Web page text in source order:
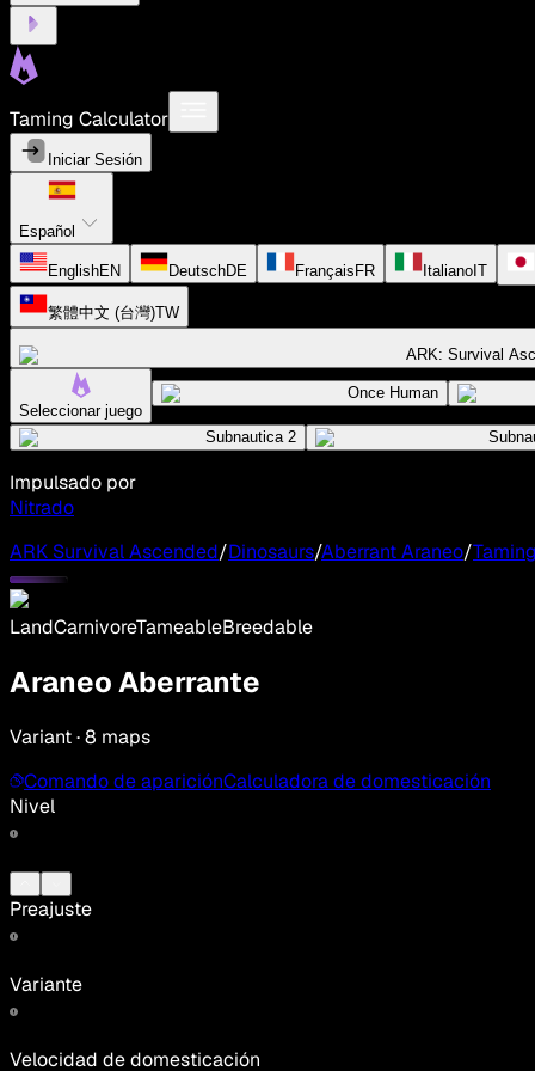
Taming Calculator
Iniciar Sesión
Español
EnglishEN DeutschDE Français FR Italiano IT
繁體中文 (台灣)TW
ARK: Survival
Seleccionar juego
Once Human
Subnautica 2
Impulsado por
Nitrado
ARK Survival Ascended/Dinosaurs/Aberrant Araneo/
LandCarnivoreTameableBreedable
Araneo Aberrante
Variant · 8 maps
Comando de apariciónCalculadora de domesticación
Nivel
Preajuste
Variante
Velocidad de domesticación